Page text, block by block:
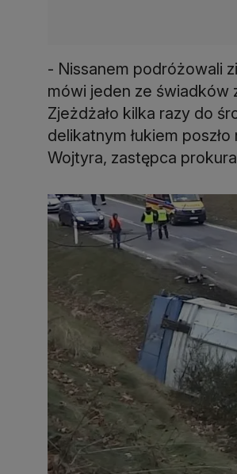
- Nissanem podróżowali
mówi jeden ze świadków
Zjeżdżało kilka razy do
delikatnym łukiem
Wojtyra, zastępca